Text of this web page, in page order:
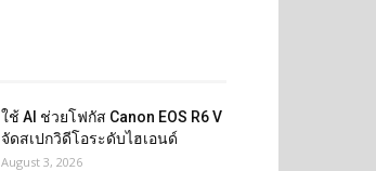
ใช้ AI ช่วยโฟกัส Canon EOS R6 V
จัดสเปกวิดีโอระดับไฮเอนด์
August 3, 2026